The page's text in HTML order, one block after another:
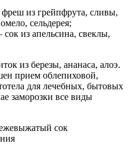
из грейпфрута, сливы,
сельдерея;
из апельсина, свеклы,
из березы, ананаса, алоэ.
прием облепиховой,
для лечебных, бытовых
заморозки все виды